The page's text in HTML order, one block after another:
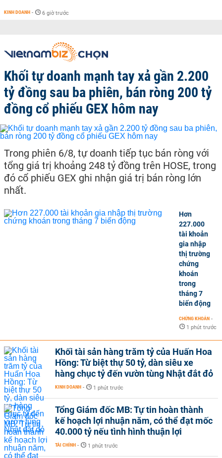
KINH DOANH - 6 giờ trước
Khối tự doanh mạnh tay xả gần 2.200
tỷ đồng sau ba phiên, bán ròng 200 tỷ
đồng cổ phiếu GEX hôm nay
Trong phiên 6/8, tự doanh tiếp tục bán ròng với
tổng giá trị khoảng 248 tỷ đồng trên HOSE, trong
đó cổ phiếu GEX ghi nhận giá trị bán ròng lớn
nhất.
Hơn
227.000
tài khoản
gia nhập
thị trường
chứng
khoán
trong
tháng 7
biến động
CHỨNG KHOÁN -
1 phút trước
Khối tài sản hàng trăm tỷ của Huấn Hoa
Hồng: Từ biệt thự 50 tỷ, dàn siêu xe
hàng chục tỷ đến vườn tùng Nhật đắt đỏ
KINH DOANH - 1 phút trước
Tổng Giám đốc MB: Tự tin hoàn thành
kế hoạch lợi nhuận năm, có thể đạt mốc
40.000 tỷ nếu tình hình thuận lợi
TÀI CHÍNH - 1 phút trước